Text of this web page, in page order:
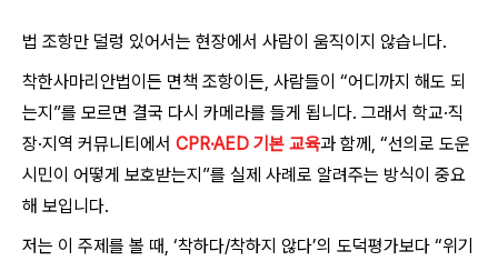
법 조항만 덜렁 있어서는 현장에서 사람이 움직이지 않습니다.
착한사마리안법이든 면책 조항이든, 사람들이 “어디까지 해도 되
는지”를 모르면 결국 다시 카메라를 들게 됩니다. 그래서 학교·직
장·지역 커뮤니티에서 CPR·AED 기본 교육과 함께, “선의로 도운
시민이 어떻게 보호받는지”를 실제 사례로 알려주는 방식이 중요
해 보입니다.
저는 이 주제를 볼 때, ‘착하다/착하지 않다’의 도덕평가보다 “위기